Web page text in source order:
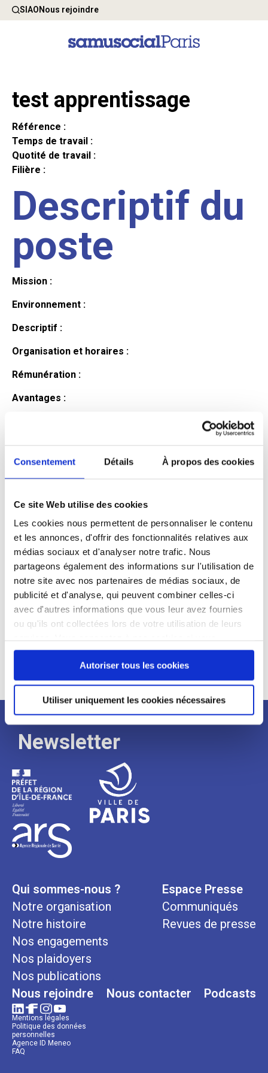
Consentement Détails À propos des cookies
Ce site Web utilise des cookies
Les cookies nous permettent de personnaliser le contenu
et les annonces, d'offrir des fonctionnalités relatives aux
médias sociaux et d'analyser notre trafic. Nous
partageons également des informations sur l'utilisation de
notre site avec nos partenaires de médias sociaux, de
publicité et d'analyse, qui peuvent combiner celles-ci
avec d'autres informations que vous leur avez fournies
ou qu'ils ont collectées lors de votre utilisation de leurs
continuez à utiliser notre site Web.
Autoriser tous les cookies
Utiliser uniquement les cookies nécessaires
SIAONous rejoindre
test apprentissage
Référence :
Temps de travail :
Quotité de travail :
Filière :
Descriptif du
poste
Mission :
Environnement :
Descriptif :
Organisation et horaires :
Rémunération :
Avantages :
candidat
Qualifications et diplômes :
Profil recherché :
Expérience :
Processus
de
recrutement
Newsletter
Qui sommes-nous ?
Notre organisation
Notre histoire
Nos engagements
Nos plaidoyers
Nos publications
Espace Presse
Communiqués
Revues de presse
Nous rejoindre Nous contacter Podcasts
Mentions légales
Politique des données
personnelles
Agence ID Meneo
FAQ